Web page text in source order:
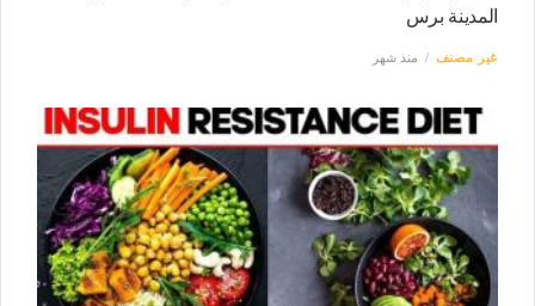
المدينة برس
غير مصنف منذ شهر